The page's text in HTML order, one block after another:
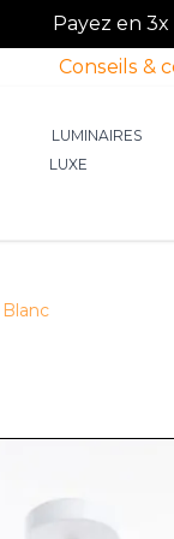
Payez en
Conseils &
LUMINAIRES
LUXE